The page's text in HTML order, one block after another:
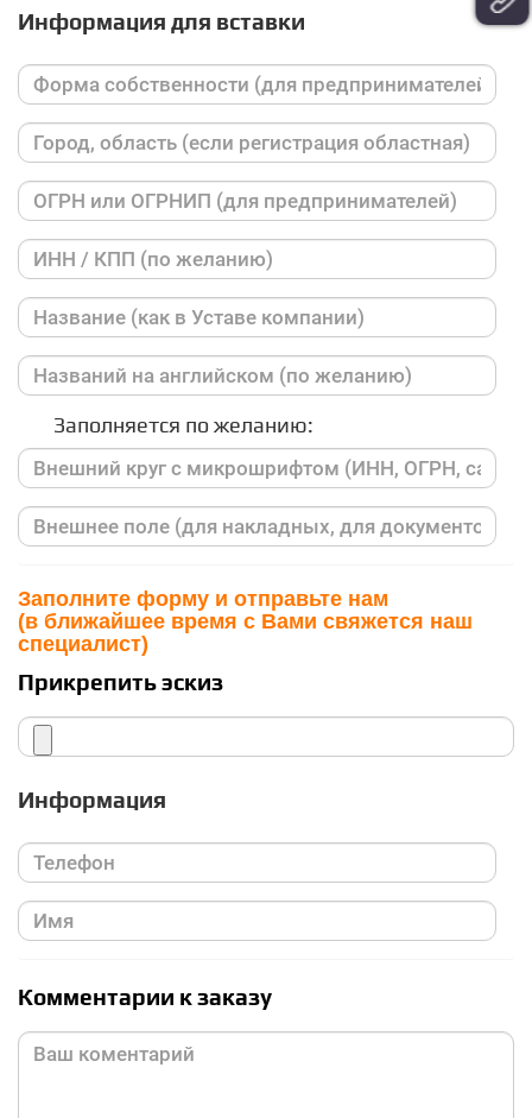
Информация для вставки
Заполняется по желанию:
Заполните форму и отправьте нам
(в ближайшее время с Вами свяжется наш
специалист)
Прикрепить эскиз
Информация
Комментарии к заказу